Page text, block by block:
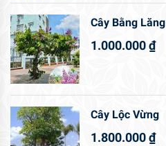
Cây Bằng Lăng
1.000.000₫
Cây Lộc Vừng
1.800.000₫